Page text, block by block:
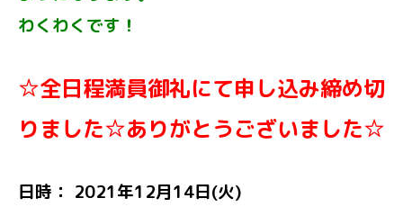
わくわくです！
☆全日程満員御礼にて申し込み締め切
りました☆ありがとうございました☆
日時： 2021年12月14日(火)